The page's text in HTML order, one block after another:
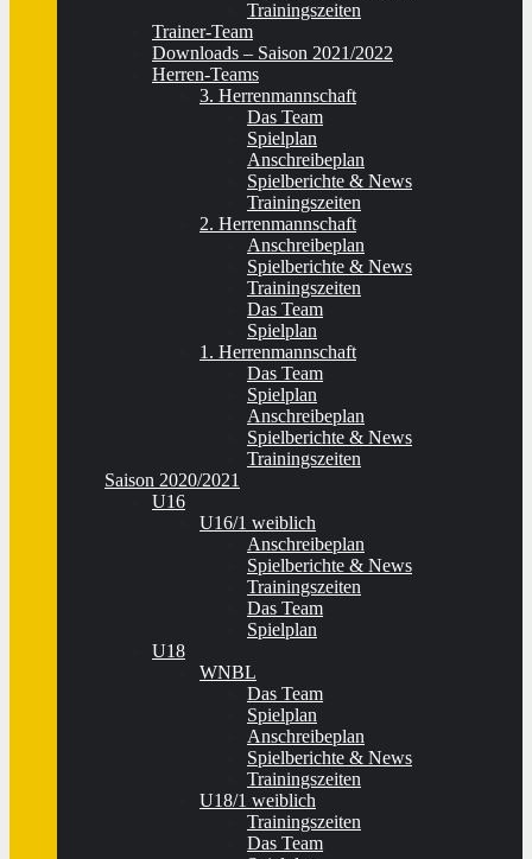
Trainingszeiten
Trainer-Team
Downloads – Saison 2021/2022
Herren-Teams
3. Herrenmannschaft
Das Team
Spielplan
Anschreibeplan
Spielberichte & News
Trainingszeiten
2. Herrenmannschaft
Anschreibeplan
Spielberichte & News
Trainingszeiten
Das Team
Spielplan
1. Herrenmannschaft
Das Team
Spielplan
Anschreibeplan
Spielberichte & News
Trainingszeiten
Saison 2020/2021
U16
U16/1 weiblich
Anschreibeplan
Spielberichte & News
Trainingszeiten
Das Team
Spielplan
U18
WNBL
Das Team
Spielplan
Anschreibeplan
Spielberichte & News
Trainingszeiten
U18/1 weiblich
Trainingszeiten
Das Team